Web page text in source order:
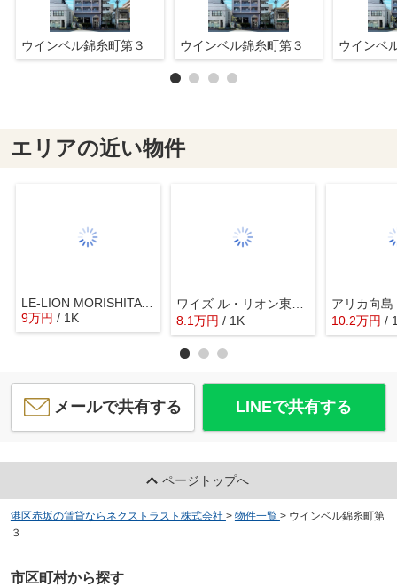
ウインベル錦糸町第３ ウインベル錦糸町第３ ウインベ
エリアの近い物件
LE-LION MORISHITA EL VIENT EARTH
9万円 / 1K
ワイズ ル・リオン東京墨田
8.1万円 / 1K
アリカ向島
10.2万円 /
メールで共有する LINEで共有する
ページトップへ
港区赤坂の賃貸ならネクストラスト株式会社 > 物件一覧 > ウインベル錦糸町第
３
市区町村から探す